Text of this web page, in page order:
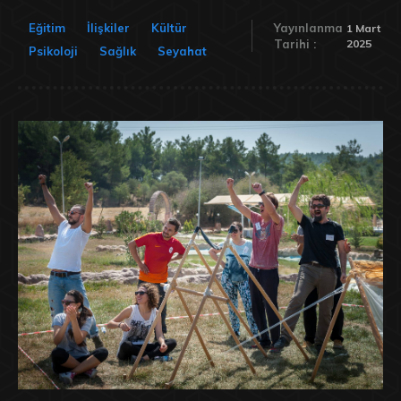
Eğitim İlişkiler
Kültür
Psikoloji
Sağlık Seyahat
Yayınlanma
Tarihi :
1 Mart
2025